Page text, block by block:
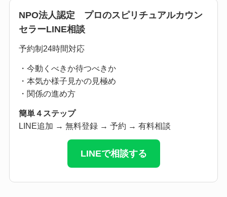
NPO法人認定 プロのスピリチュアルカウン
セラーLINE相談
予約制24時間対応
・今動くべきか待つべきか
・本気か様子見かの見極め
・関係の進め方
簡単４ステップ
LINE追加 → 無料登録 → 予約 → 有料相談
LINEで相談する